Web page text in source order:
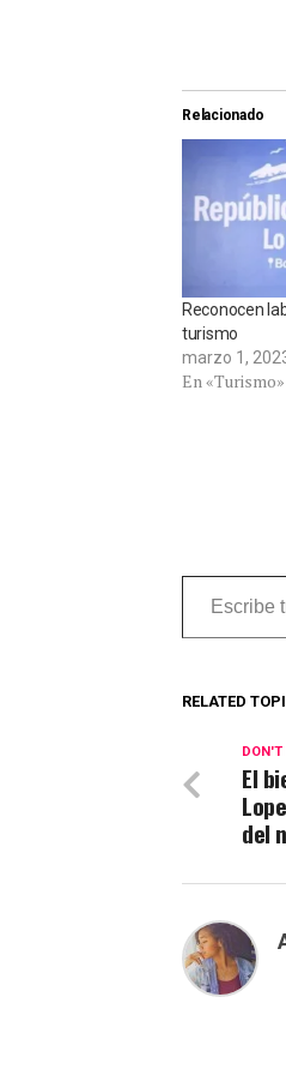
Relacionado
Reconocen
turismo
marzo 1,
En «Turismo»
Escribe tu correo
RELATED
El
del